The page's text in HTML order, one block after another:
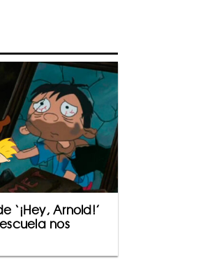
‘¡Hey, Arnold!’
nos